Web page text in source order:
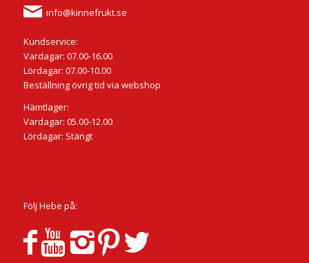
info@kinnefrukt.se
Kundservice:
Vardagar: 07.00-16.00
Lördagar: 07.00-10.00
Beställning övrig tid via webshop
Hämtlager:
Vardagar: 05.00-12.00
Lördagar: Stängt
Följ Hebe på: